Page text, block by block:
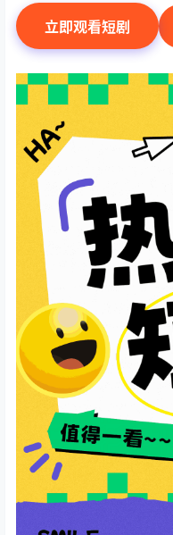
立即观看短剧